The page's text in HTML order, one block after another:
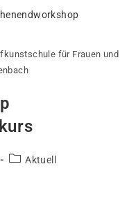
für Frauen und
Beitrags-
Aktuell